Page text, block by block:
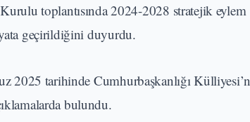
toplantısında 2024-2028 stratejik eylem
geçirildiğini duyurdu.
2025 tarihinde Cumhurbaşkanlığı
bulundu.